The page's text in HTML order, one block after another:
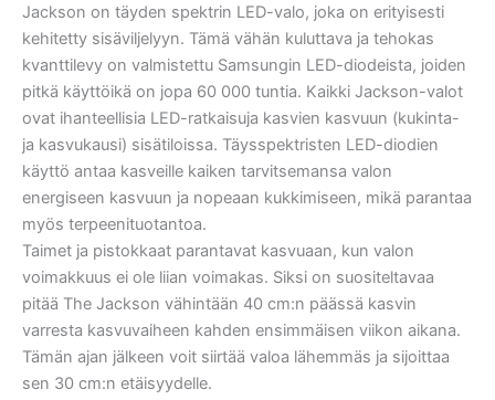
Jackson on täyden spektrin LED-valo, joka on erityisesti
kehitetty sisäviljelyyn. Tämä vähän kuluttava ja tehokas
kvanttilevy on valmistettu Samsungin LED-diodeista, joiden
pitkä käyttöikä on jopa 60 000 tuntia. Kaikki Jackson-valot
ovat ihanteellisia LED-ratkaisuja kasvien kasvuun (kukinta-
ja kasvukausi) sisätiloissa. Täysspektristen LED-diodien
käyttö antaa kasveille kaiken tarvitsemansa valon
energiseen kasvuun ja nopeaan kukkimiseen, mikä parantaa
myös terpeenituotantoa.
Taimet ja pistokkaat parantavat kasvuaan, kun valon
voimakkuus ei ole liian voimakas. Siksi on suositeltavaa
pitää The Jackson vähintään 40 cm:n päässä kasvin
varresta kasvuvaiheen kahden ensimmäisen viikon aikana.
Tämän ajan jälkeen voit siirtää valoa lähemmäs ja sijoittaa
sen 30 cm:n etäisyydelle.